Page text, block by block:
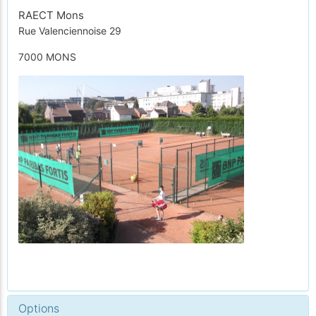
RAECT Mons
Rue Valenciennoise 29
7000 MONS
Options